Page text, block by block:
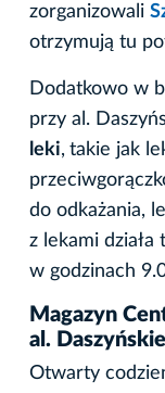
zorganizowali
otrzymują tu
Dodatkowo w
przy al.
leki, takie jak
do odkażania,
z lekami działa
w godzinach
Magazyn
al.
Otwarty